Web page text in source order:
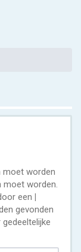
moet worden
moet worden.
een |
gevonden